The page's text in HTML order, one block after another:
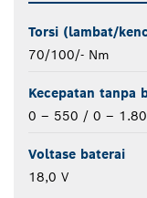
Torsi (lambat/
70/100/- Nm
Kecepatan tanpa
0 – 550 / 0 –
Voltase baterai
18,0 V